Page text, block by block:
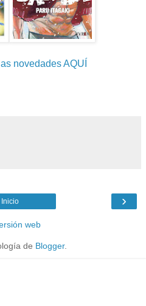
novedades AQUÍ
›
Inicio
web
de Blogger.